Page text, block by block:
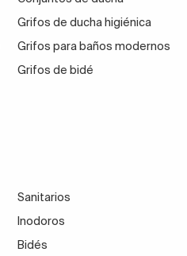
Grifos de ducha higiénica
Grifos para baños modernos
Grifos de bidé
Sanitarios
Inodoros
Bidés